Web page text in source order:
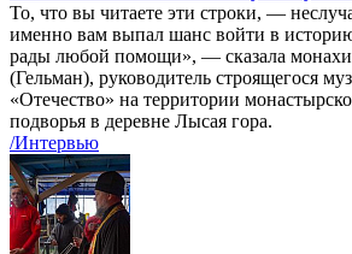
То, что вы читаете эти строки, —
именно вам выпал шанс войти в
рады любой помощи», — сказала
(Гельман), руководитель строящегося
«Отечество» на территории
подворья в деревне Лысая гора.
/Интервью